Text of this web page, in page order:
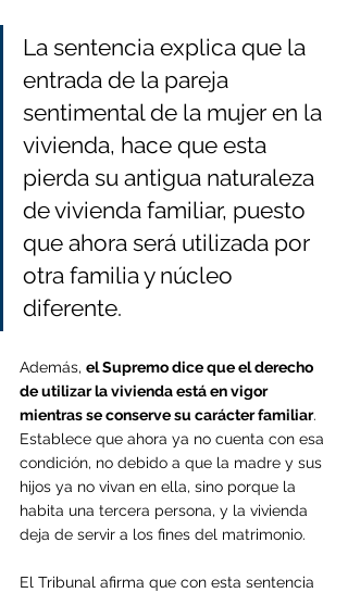
La sentencia explica que la
entrada de la pareja
sentimental de la mujer en la
vivienda, hace que esta
pierda su antigua naturaleza
de vivienda familiar, puesto
que ahora será utilizada por
otra familia y núcleo
diferente.
Además, el Supremo dice que el derecho
de utilizar la vivienda está en vigor
mientras se conserve su carácter familiar.
Establece que ahora ya no cuenta con esa
condición, no debido a que la madre y sus
hijos ya no vivan en ella, sino porque la
habita una tercera persona, y la vivienda
deja de servir a los fines del matrimonio.
El Tribunal afirma que con esta sentencia